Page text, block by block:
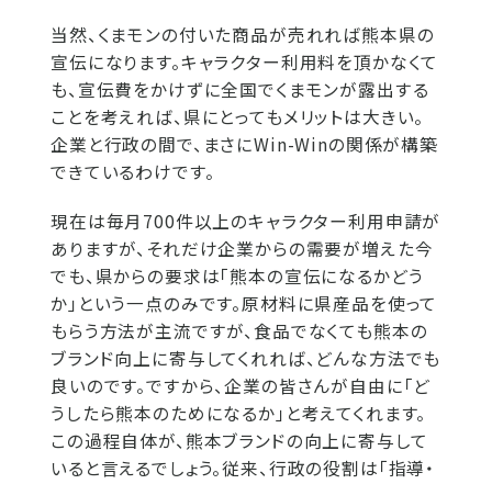
当然、くまモンの付いた商品が売れれば熊本県の
宣伝になります。キャラクター利用料を頂かなくて
も、宣伝費をかけずに全国でくまモンが露出する
ことを考えれば、県にとってもメリットは大きい。
企業と行政の間で、まさにWin-Winの関係が構築
できているわけです。
現在は毎月700件以上のキャラクター利用申請が
ありますが、それだけ企業からの需要が増えた今
でも、県からの要求は「熊本の宣伝になるかどう
か」という一点のみです。原材料に県産品を使って
もらう方法が主流ですが、食品でなくても熊本の
ブランド向上に寄与してくれれば、どんな方法でも
良いのです。ですから、企業の皆さんが自由に「ど
うしたら熊本のためになるか」と考えてくれます。
この過程自体が、熊本ブランドの向上に寄与して
いると言えるでしょう。従来、行政の役割は「指導・